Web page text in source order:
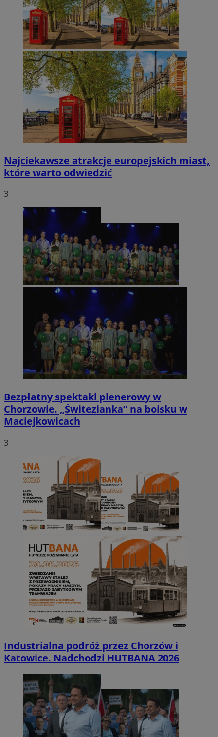
Najciekawsze atrakcje europejskich miast,
które warto odwiedzić
3
Bezpłatny spektakl plenerowy w
Chorzowie. „Świtezianka” na boisku w
Maciejkowicach
3
Industrialna podróż przez Chorzów i
Katowice. Nadchodzi HUTBANA 2026